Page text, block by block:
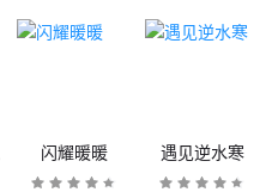
闪耀暖暖 遇见逆水寒